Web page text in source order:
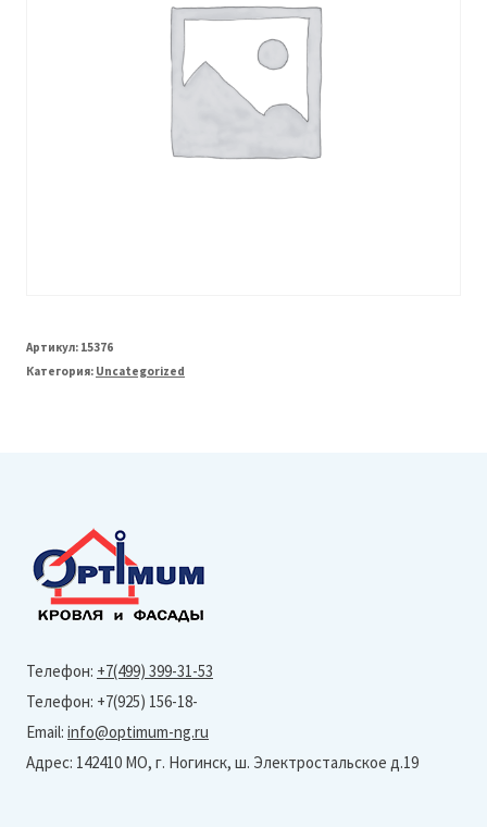
Артикул: 15376
Категория: Uncategorized
Телефон: +7(499) 399-31-53
Телефон: +7(925) 156-18-
Email: info@optimum-ng.ru
Адрес: 142410 МО, г. Ногинск, ш. Электростальское д.19